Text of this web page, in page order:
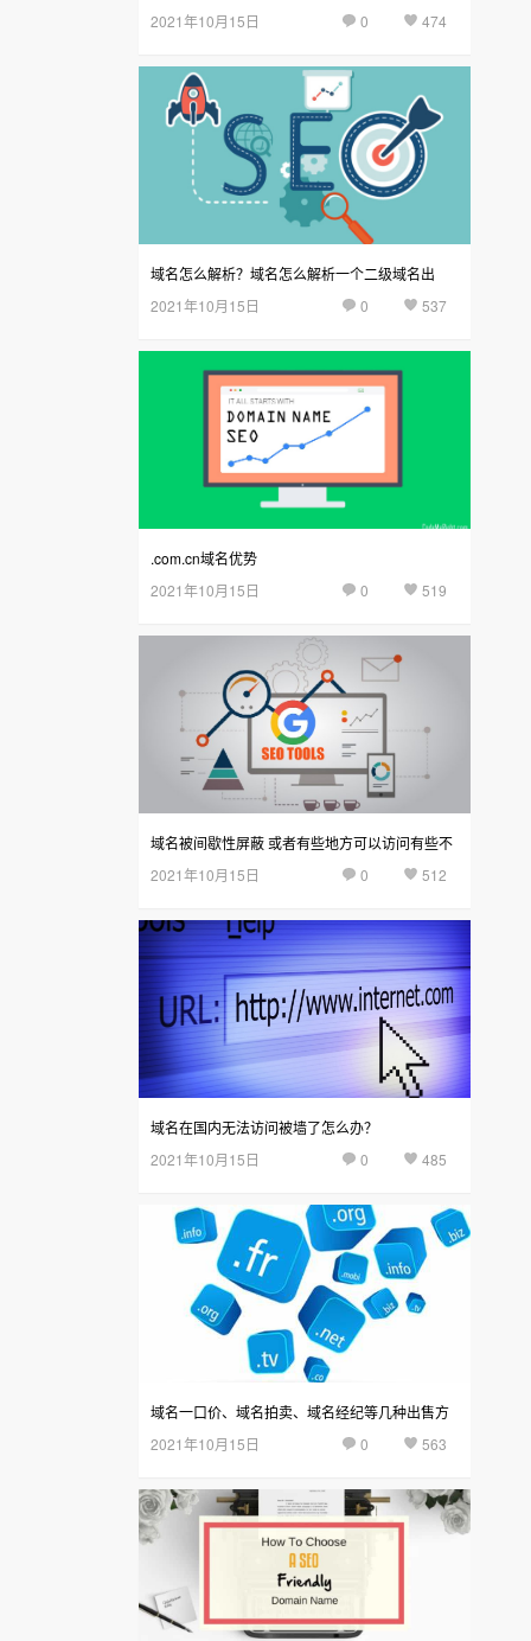
2021年10月15日
474
0
域名怎么解析？域名怎么解析一个二级域名出
来？
2021年10月15日 537
0
.com.cn域名优势
2021年10月15日
519
0
域名被间歇性屏蔽 或者有些地方可以访问有些不
可以访问
2021年10月15日 512
0
域名在国内无法访问被墙了怎么办？
2021年10月15日
485
0
域名一口价、域名拍卖、域名经纪等几种出售方
式
2021年10月15日 563
0